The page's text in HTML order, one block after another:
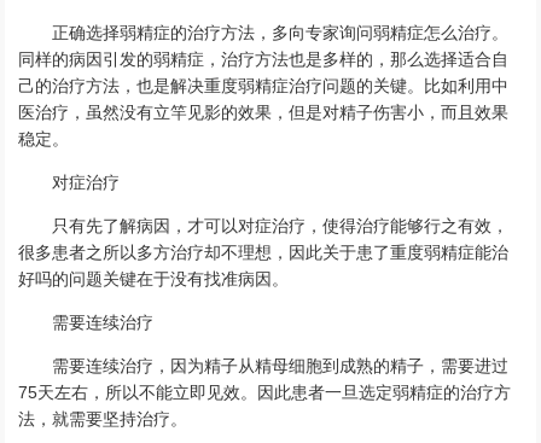
正确选择弱精症的治疗方法，多向专家询问弱精症怎么治疗。
同样的病因引发的弱精症，治疗方法也是多样的，那么选择适合自
己的治疗方法，也是解决重度弱精症治疗问题的关键。比如利用中
医治疗，虽然没有立竿见影的效果，但是对精子伤害小，而且效果
稳定。
对症治疗
只有先了解病因，才可以对症治疗，使得治疗能够行之有效，
很多患者之所以多方治疗却不理想，因此关于患了重度弱精症能治
好吗的问题关键在于没有找准病因。
需要连续治疗
需要连续治疗，因为精子从精母细胞到成熟的精子，需要进过
75天左右，所以不能立即见效。因此患者一旦选定弱精症的治疗方
法，就需要坚持治疗。